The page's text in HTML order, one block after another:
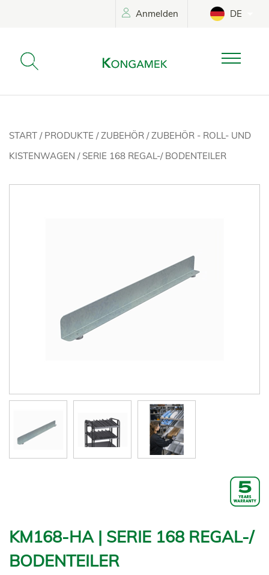
Anmelden DE
START / PRODUKTE /ZUBEHÖR /ZUBEHÖR - ROLL- UND
KISTENWAGEN / SERIE 168 REGAL-/ BODENTEILER
KM168-HA | SERIE 168 REGAL-/
BODENTEILER